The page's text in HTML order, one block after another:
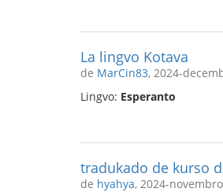
La lingvo Kotava
de MarCin83, 2024-
Lingvo: Esperanto
tradukado de kurso
de hyahya, 2024-